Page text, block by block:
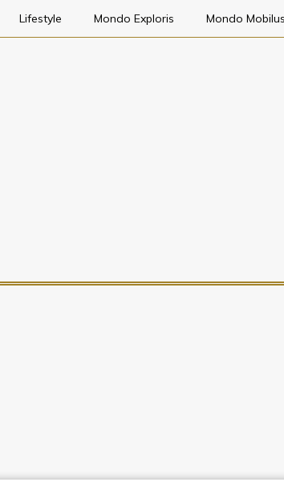
Lifestyle Mondo Exploris Mondo Mobilus